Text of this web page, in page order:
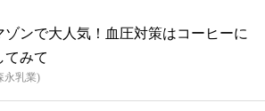
ゾンで大人気！血圧対策はコーヒーに
てみて
永乳業)